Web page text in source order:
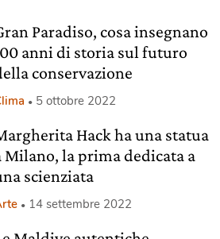
Paradiso, cosa insegnano
anni di storia sul futuro
conservazione
5 ottobre 2022
Hack ha una statua
Milano, la prima dedicata a
scienziata
14 settembre 2022